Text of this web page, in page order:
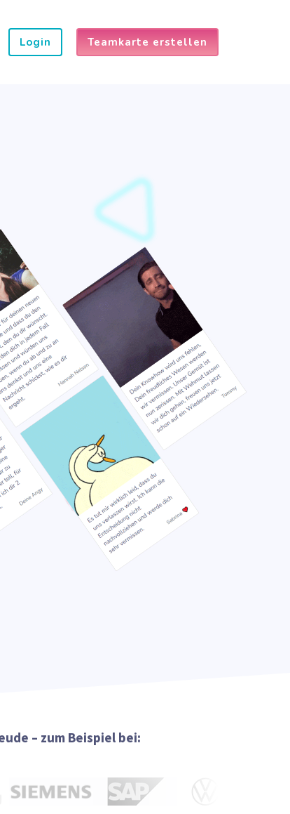
Login Teamkarte erstellen
– zum Beispiel bei: